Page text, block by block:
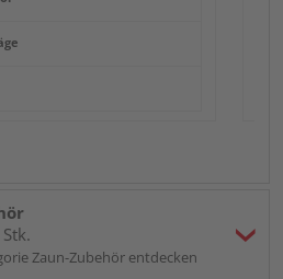
Zaun-Zubehör entdecken